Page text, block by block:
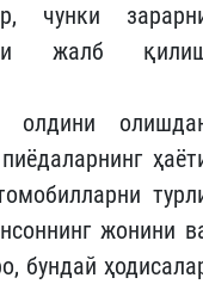
чунки
жалб
олдини
жонини
бундай